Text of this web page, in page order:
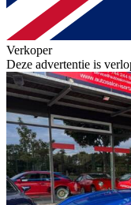
Verkoper
Deze advertentie is